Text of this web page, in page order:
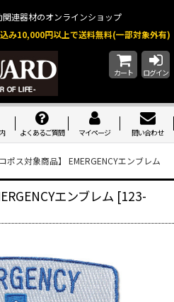
連器材のオンラインショップ
み10,000円以上で送料無料(一部対象外有)
カート ログイン
よくあるご質問 マイページ 問い合わせ
コポス対象商品】 EMERGENCYエンブレム
エンブレム [123-